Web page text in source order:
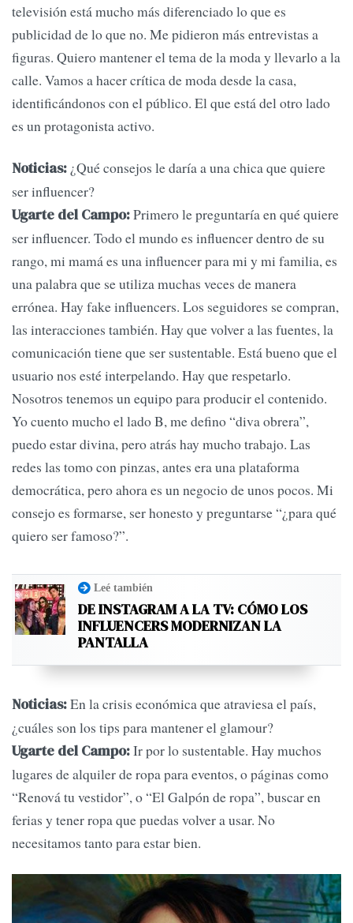
televisión está mucho más diferenciado lo que es
publicidad de lo que no. Me pidieron más entrevistas a
figuras. Quiero mantener el tema de la moda y llevarlo a la
calle. Vamos a hacer crítica de moda desde la casa,
identificándonos con el público. El que está del otro lado
es un protagonista activo.
Noticias: ¿Qué consejos le daría a una chica que quiere
ser influencer?
Ugarte del Campo:Primero le preguntaría en qué quiere
ser influencer. Todo el mundo es influencer dentro de su
rango, mi mamá es una influencer para mi y mi familia, es
una palabra que se utiliza muchas veces de manera
errónea. Hay fake influencers. Los seguidores se compran,
las interacciones también. Hay que volver a las fuentes, la
comunicación tiene que ser sustentable. Está bueno que el
usuario nos esté interpelando. Hay que respetarlo.
Nosotros tenemos un equipo para producir el contenido.
Yo cuento mucho el lado B, me defino “diva obrera”,
puedo estar divina, pero atrás hay mucho trabajo. Las
redes las tomo con pinzas, antes era una plataforma
democrática, pero ahora es un negocio de unos pocos. Mi
consejo es formarse, ser honesto y preguntarse “¿para qué
quiero ser famoso?”.
Leé también
DE INSTAGRAM A LA TV: CÓMO LOS
INFLUENCERS MODERNIZAN LA
PANTALLA
Noticias:En la crisis económica que atraviesa el país,
¿cuáles son los tips para mantener el glamour?
Ugarte del Campo:Ir por lo sustentable. Hay muchos
lugares de alquiler de ropa para eventos, o páginas como
“Renová tu vestidor”, o “El Galpón de ropa”, buscar en
ferias y tener ropa que puedas volver a usar. No
necesitamos tanto para estar bien.